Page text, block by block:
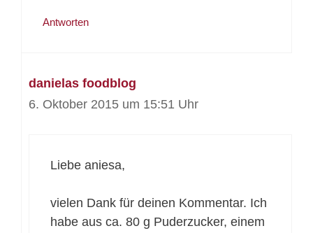
Antworten
danielas foodblog
6. Oktober 2015 um 15:51 Uhr
Liebe aniesa,
vielen Dank für deinen Kommentar. Ich
habe aus ca. 80 g Puderzucker, einem